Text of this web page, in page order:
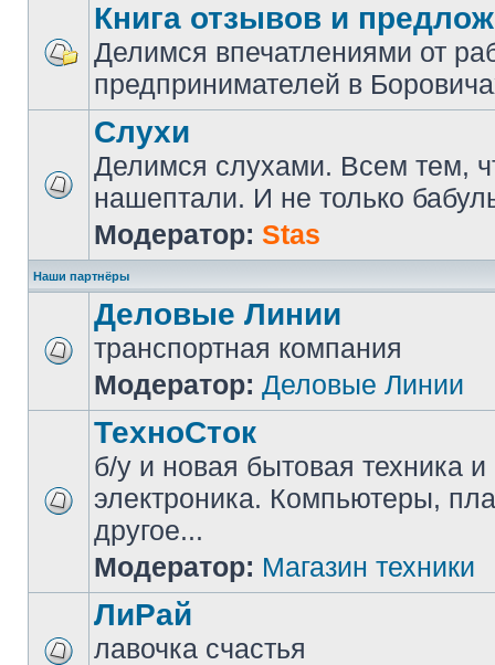
Книга отзывов и
Делимся впечатлениями от
предпринимателей в
Слухи
Делимся слухами. Всем тем,
нашептали. И не только
Модератор: Stas
Наши партнёры
Деловые Линии
транспортная компания
Модератор: Деловые Линии
ТехноСток
б/у и новая бытовая техника и
электроника. Компьютеры,
другое...
Модератор: Магазин техники
ЛиРай
лавочка счастья